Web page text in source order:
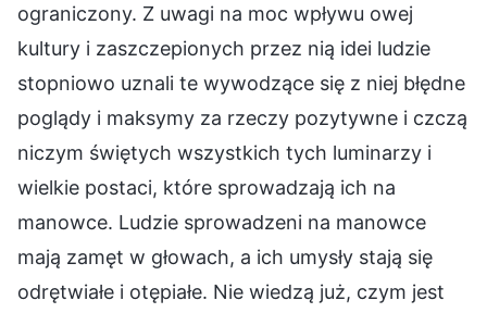
ograniczony. Z uwagi na moc wpływu owej
kultury i zaszczepionych przez nią idei ludzie
stopniowo uznali te wywodzące się z niej błędne
poglądy i maksymy za rzeczy pozytywne i czczą
niczym świętych wszystkich tych luminarzy i
wielkie postaci, które sprowadzają ich na
manowce. Ludzie sprowadzeni na manowce
mają zamęt w głowach, a ich umysły stają się
odrętwiałe i otępiałe. Nie wiedzą już, czym jest